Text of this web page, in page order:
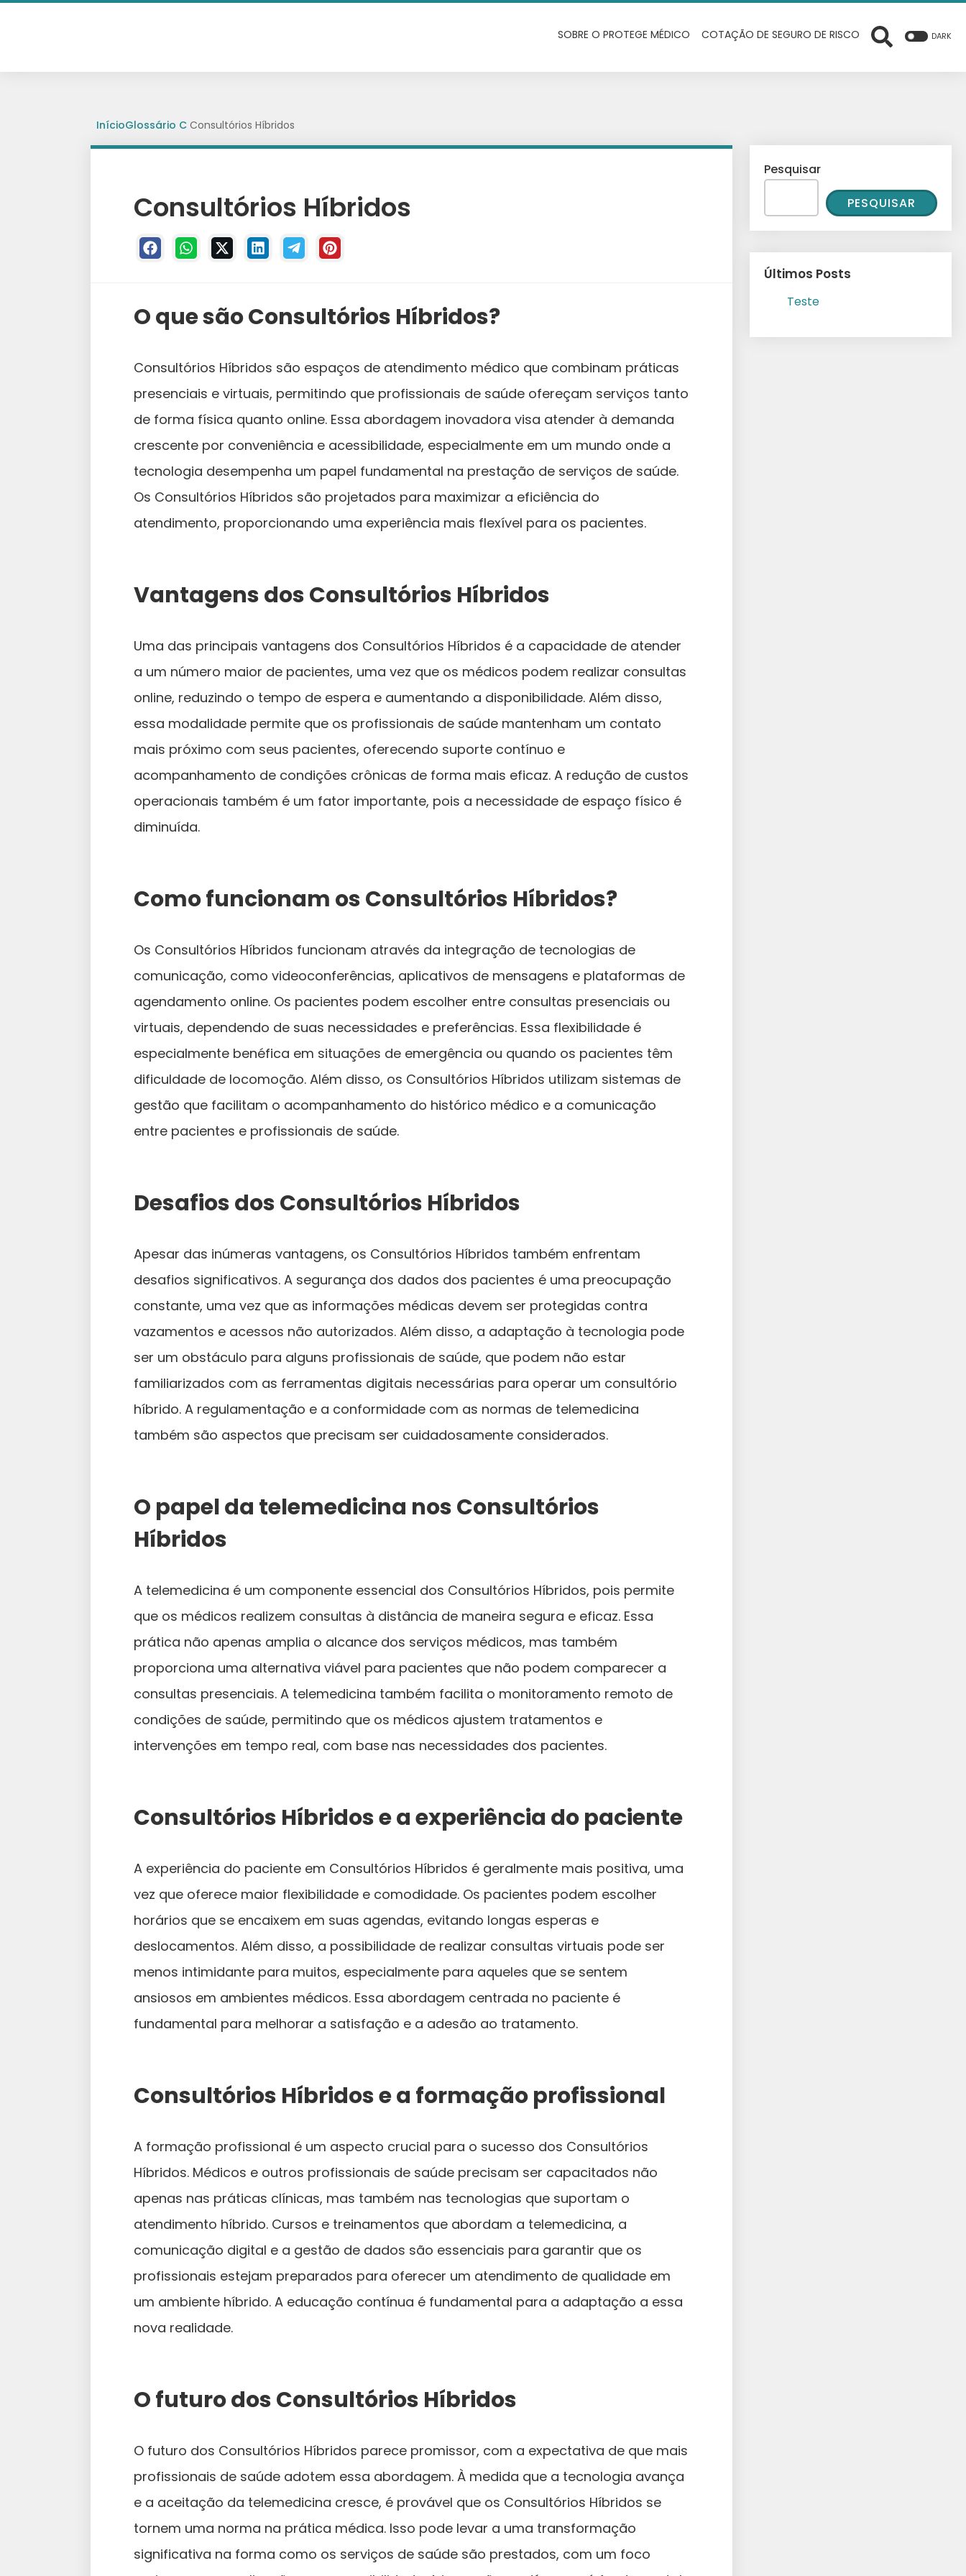
SOBRE O PROTEGE MÉDICO COTAÇÃO DE SEGURO DE RISCO DARK
InícioGlossário C Consultórios Híbridos
Consultórios Híbridos
O que são Consultórios Híbridos?
Consultórios Híbridos são espaços de atendimento médico que combinam práticas
presenciais e virtuais, permitindo que profissionais de saúde ofereçam serviços tanto
de forma física quanto online. Essa abordagem inovadora visa atender à demanda
crescente por conveniência e acessibilidade, especialmente em um mundo onde a
tecnologia desempenha um papel fundamental na prestação de serviços de saúde.
Os Consultórios Híbridos são projetados para maximizar a eficiência do
atendimento, proporcionando uma experiência mais flexível para os pacientes.
Vantagens dos Consultórios Híbridos
Uma das principais vantagens dos Consultórios Híbridos é a capacidade de atender
a um número maior de pacientes, uma vez que os médicos podem realizar consultas
online, reduzindo o tempo de espera e aumentando a disponibilidade. Além disso,
essa modalidade permite que os profissionais de saúde mantenham um contato
mais próximo com seus pacientes, oferecendo suporte contínuo e
acompanhamento de condições crônicas de forma mais eficaz. A redução de custos
operacionais também é um fator importante, pois a necessidade de espaço físico é
diminuída.
Como funcionam os Consultórios Híbridos?
Os Consultórios Híbridos funcionam através da integração de tecnologias de
comunicação, como videoconferências, aplicativos de mensagens e plataformas de
agendamento online. Os pacientes podem escolher entre consultas presenciais ou
virtuais, dependendo de suas necessidades e preferências. Essa flexibilidade é
especialmente benéfica em situações de emergência ou quando os pacientes têm
dificuldade de locomoção. Além disso, os Consultórios Híbridos utilizam sistemas de
gestão que facilitam o acompanhamento do histórico médico e a comunicação
entre pacientes e profissionais de saúde.
Desafios dos Consultórios Híbridos
Apesar das inúmeras vantagens, os Consultórios Híbridos também enfrentam
desafios significativos. A segurança dos dados dos pacientes é uma preocupação
constante, uma vez que as informações médicas devem ser protegidas contra
vazamentos e acessos não autorizados. Além disso, a adaptação à tecnologia pode
ser um obstáculo para alguns profissionais de saúde, que podem não estar
familiarizados com as ferramentas digitais necessárias para operar um consultório
híbrido. A regulamentação e a conformidade com as normas de telemedicina
também são aspectos que precisam ser cuidadosamente considerados.
O papel da telemedicina nos Consultórios
Híbridos
A telemedicina é um componente essencial dos Consultórios Híbridos, pois permite
que os médicos realizem consultas à distância de maneira segura e eficaz. Essa
prática não apenas amplia o alcance dos serviços médicos, mas também
proporciona uma alternativa viável para pacientes que não podem comparecer a
consultas presenciais. A telemedicina também facilita o monitoramento remoto de
condições de saúde, permitindo que os médicos ajustem tratamentos e
intervenções em tempo real, com base nas necessidades dos pacientes.
Consultórios Híbridos e a experiência do paciente
A experiência do paciente em Consultórios Híbridos é geralmente mais positiva, uma
vez que oferece maior flexibilidade e comodidade. Os pacientes podem escolher
horários que se encaixem em suas agendas, evitando longas esperas e
deslocamentos. Além disso, a possibilidade de realizar consultas virtuais pode ser
menos intimidante para muitos, especialmente para aqueles que se sentem
ansiosos em ambientes médicos. Essa abordagem centrada no paciente é
fundamental para melhorar a satisfação e a adesão ao tratamento.
Consultórios Híbridos e a formação profissional
A formação profissional é um aspecto crucial para o sucesso dos Consultórios
Híbridos. Médicos e outros profissionais de saúde precisam ser capacitados não
apenas nas práticas clínicas, mas também nas tecnologias que suportam o
atendimento híbrido. Cursos e treinamentos que abordam a telemedicina, a
comunicação digital e a gestão de dados são essenciais para garantir que os
profissionais estejam preparados para oferecer um atendimento de qualidade em
um ambiente híbrido. A educação contínua é fundamental para a adaptação a essa
nova realidade.
O futuro dos Consultórios Híbridos
O futuro dos Consultórios Híbridos parece promissor, com a expectativa de que mais
profissionais de saúde adotem essa abordagem. À medida que a tecnologia avança
e a aceitação da telemedicina cresce, é provável que os Consultórios Híbridos se
tornem uma norma na prática médica. Isso pode levar a uma transformação
significativa na forma como os serviços de saúde são prestados, com um foco
Pesquisar
PESQUISAR
Últimos Posts
Teste